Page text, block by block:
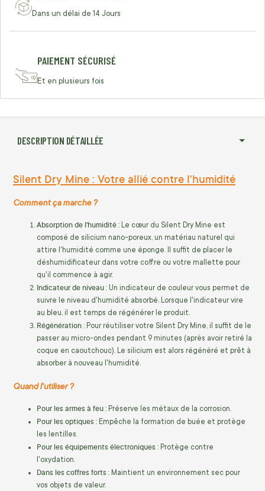
Dans un délai de 14 Jours
PAIEMENT SÉCURISÉ
Et en plusieurs fois
DESCRIPTION DÉTAILLÉE
Silent Dry Mine : Votre allié contre l'humidité
Comment ça marche ?
Absorption de l'humidité : Le cœur du Silent Dry Mine est
composé de silicium nano-poreux, un matériau naturel qui
attire l'humidité comme une éponge. Il suffit de placer le
déshumidificateur dans votre coffre ou votre mallette pour
qu'il commence à agir.
Indicateur de niveau : Un indicateur de couleur vous permet de
suivre le niveau d'humidité absorbé. Lorsque l'indicateur vire
au bleu, il est temps de régénérer le produit.
Régénération : Pour réutiliser votre Silent Dry Mine, il suffit de le
passer au micro-ondes pendant 9 minutes (après avoir retiré la
coque en caoutchouc). Le silicium est alors régénéré et prêt à
absorber à nouveau l'humidité.
Quand l'utiliser ?
Pour les armes à feu : Préserve les métaux de la corrosion.
Pour les optiques : Empêche la formation de buée et protège
les lentilles.
Pour les équipements électroniques : Protège contre
l'oxydation.
Dans les coffres forts : Maintient un environnement sec pour
vos objets de valeur.